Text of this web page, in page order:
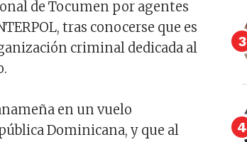
de Tocumen por agentes
tras conocerse que es
criminal dedicada al
en un vuelo
Dominicana, y que al